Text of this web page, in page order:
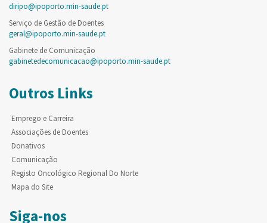
diripo@ipoporto.min-saude.pt
Serviço de Gestão de Doentes
geral@ipoporto.min-saude.pt
Gabinete de Comunicação
gabinetedecomunicacao@ipoporto.min-saude.pt
Outros Links
Emprego e Carreira
Associações de Doentes
Donativos
Comunicação
Registo Oncológico Regional Do Norte
Mapa do Site
Siga-nos